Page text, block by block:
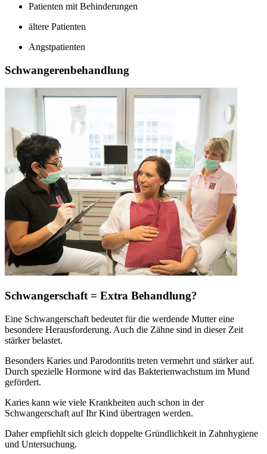
Patienten mit Behinderungen
ältere Patienten
Angstpatienten
Schwangerenbehandlung
Schwangerschaft = Extra Behandlung?
Eine Schwangerschaft bedeutet für die werdende Mutter eine
besondere Herausforderung. Auch die Zähne sind in dieser Zeit
stärker belastet.
Besonders Karies und Parodontitis treten vermehrt und stärker auf.
Durch spezielle Hormone wird das Bakterienwachstum im Mund
gefördert.
Karies kann wie viele Krankheiten auch schon in der
Schwangerschaft auf Ihr Kind übertragen werden.
Daher empfiehlt sich gleich doppelte Gründlichkeit in Zahnhygiene
und Untersuchung.